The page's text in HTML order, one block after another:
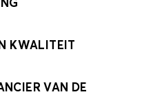
KWALITEIT
VAN DE